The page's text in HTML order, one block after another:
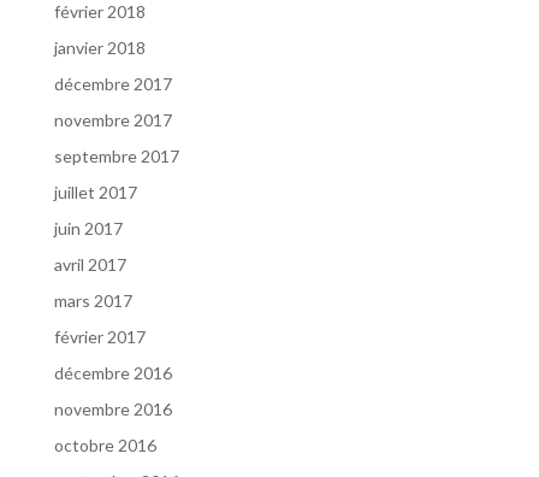
février 2018
janvier 2018
décembre 2017
novembre 2017
septembre 2017
juillet 2017
juin 2017
avril 2017
mars 2017
février 2017
décembre 2016
novembre 2016
octobre 2016